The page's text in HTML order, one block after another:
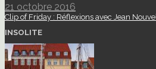
21 octobre 2016
Clip of Friday : Réflexions avec Jean Nouvel
INSOLITE